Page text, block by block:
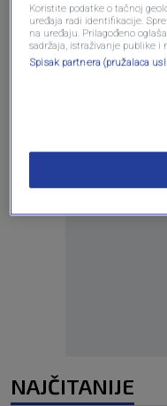
NAJČITANIJE
Koristite podatke o tačnoj
uređaja radi identifikacije.
na uređaju. Prilagođeno
sadržaja, istraživanje publike i
Spisak partnera (pružalaca